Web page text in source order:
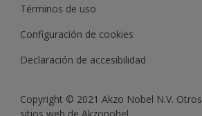
Términos de uso
Configuración de cookies
Declaración de accesibilidad
Copyright © 2021 Akzo Nobel N.V. Otros
sitios web de Akzonobel